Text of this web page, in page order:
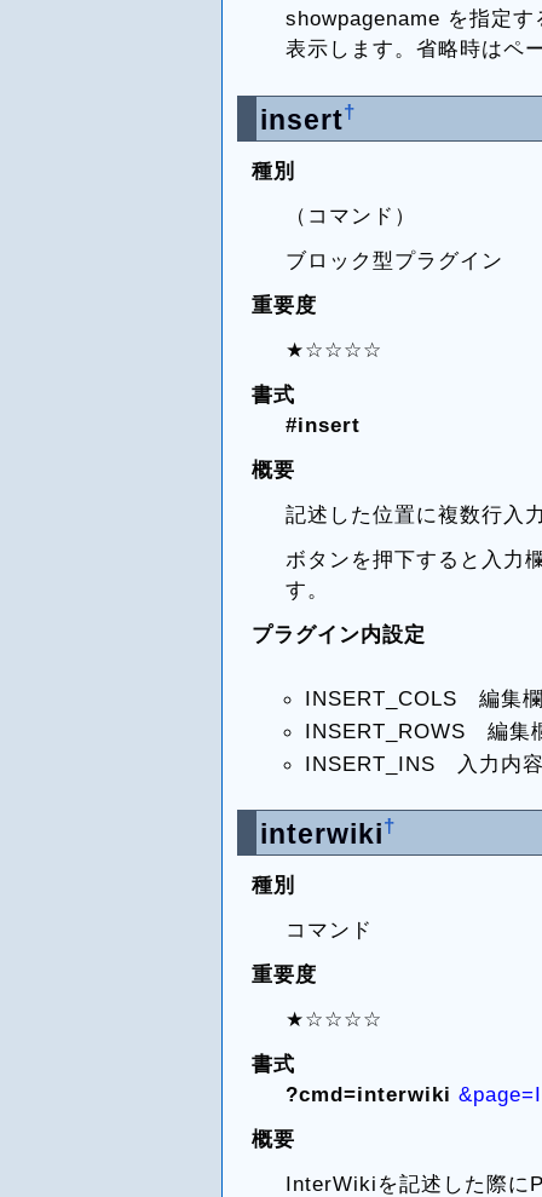
showpagename を指定
表示します。省略時はペ
insert†
種別
（コマンド）
ブロック型プラグイン
重要度
★☆☆☆☆
書式
#insert
概要
記述した位置に複数行入
ボタンを押下すると入力
す。
プラグイン内設定
INSERT_COLS 編集
INSERT_ROWS 編集
INSERT_INS 入力内
interwiki†
種別
コマンド
重要度
★☆☆☆☆
書式
?cmd=interwiki
概要
InterWikiを記述した際に